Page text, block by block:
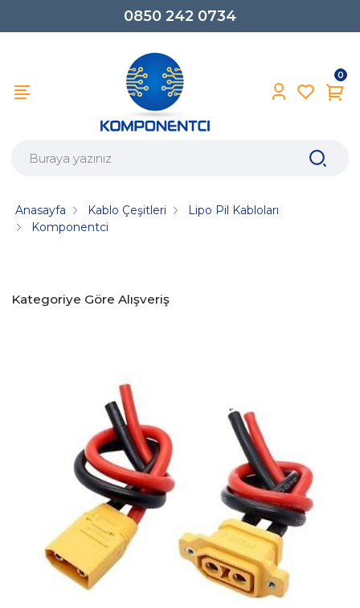
0850 242 0734
0
Anasayfa Kablo Çeşitleri
Lipo Pil Kabloları
Komponentci
Kategoriye Göre Alışveriş